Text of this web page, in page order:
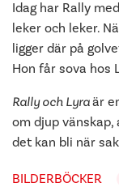
Idag har Rally
leker och leker.
ligger där på
Hon får sova hos
Rally och Lyraär
om djup vänskap,
det kan bli när
BILDERBÖCKER